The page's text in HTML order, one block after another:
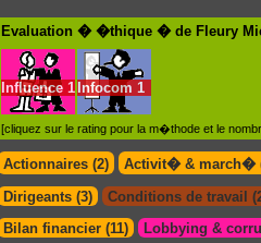
Evaluation � �thique � de Fleury
Influence 1 Infocom 1
[cliquez sur le rating pour la m�thode et le
Actionnaires (2) Activit� & march�
Dirigeants (3)
Conditions de travail
Bilan financier (11)
Lobbying &